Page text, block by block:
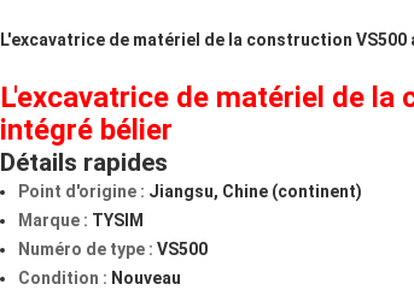
L'excavatrice de matériel de la construction
L'excavatrice de matériel de
intégré bélier
Détails rapides
Point d'origine : Jiangsu, Chine (continent)
Marque : TYSIM
Numéro de type : VS500
Condition : Nouveau